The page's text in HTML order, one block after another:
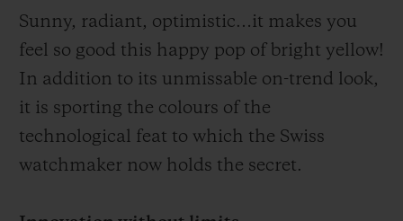
Sunny, radiant, optimistic…it makes you
feel so good this happy pop of bright yellow!
In addition to its unmissable on-trend look,
it is sporting the colours of the
technological feat to which the Swiss
watchmaker now holds the secret.